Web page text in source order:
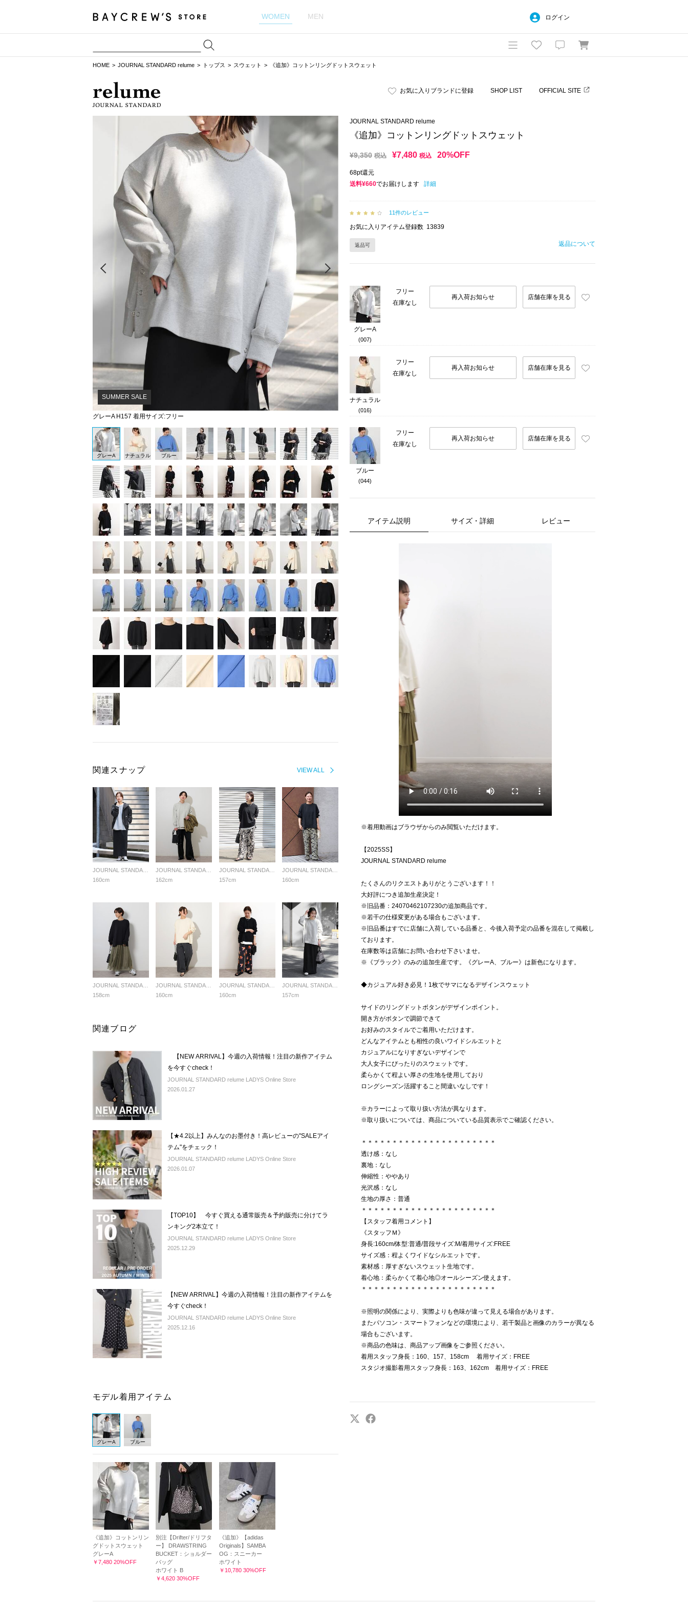
WOMEN MEN ログイン
HOME JOURNAL STANDARD relume トップス スウェット 《追加》コットンリングドットスウェット
お気に入りブランドに登録 SHOP LIST OFFICIAL SITE
グレーA H157 着用サイズ:フリー
Next
SUMMER SALE
グレーA ナチュラル ブルー
VIEW ALL
関連スナップ
160cm
162cm
JOURNAL STANDARD relume LADYS
157cm
JOURNAL STANDARD relume LADYS
160cm
158cm
160cm
JOURNAL STANDARD relume LADYS
160cm
JOURNAL STANDARD relume LADYS
157cm
関連ブログ
【NEW ARRIVAL】今週の入荷情報！注目の新作アイテム
を今すぐcheck！
JOURNAL STANDARD relume LADYS Online Store
2026.01.27
【★4.2以上】みんなのお墨付き！高レビューの"SALEアイ
テム"をチェック！
JOURNAL STANDARD relume LADYS Online Store
2026.01.07
【TOP10】 今すぐ買える通常販売＆予約販売に分けてラ
ンキング2本立て！
JOURNAL STANDARD relume LADYS Online Store
2025.12.29
【NEW ARRIVAL】今週の入荷情報！注目の新作アイテムを
今すぐcheck！
JOURNAL STANDARD relume LADYS Online Store
2025.12.16
モデル着用アイテム
グレーA ブルー
《追加》コットンリン
グドットスウェット
グレーA
￥7,480 20%OFF
別注【Drifter/ドリフタ
ー】 DRAWSTRING
BUCKET：ショルダー
バッグ
ホワイト B
￥4,620 30%OFF
《追加》【adidas
Originals】SAMBA
OG：スニーカー
ホワイト
￥10,780 30%OFF
JOURNAL STANDARD relume
《追加》コットンリングドットスウェット
¥9,350 税込 ¥7,480 税込 20%OFF
68pt還元
送料¥660でお届けします 詳細
11件のレビュー
お気に入りアイテム登録数 13839
返品可 返品について
グレーA
(007)
フリー
在庫なし
再入荷お知らせ 店舗在庫を見る
ナチュラル
(016)
フリー
在庫なし
再入荷お知らせ 店舗在庫を見る
ブルー
(044)
フリー
在庫なし
再入荷お知らせ 店舗在庫を見る
アイテム説明 サイズ・詳細 レビュー
※着用動画はブラウザからのみ閲覧いただけます。
【2025SS】
JOURNAL STANDARD relume
たくさんのリクエストありがとうございます！！
大好評につき追加生産決定！
※旧品番：24070462107230の追加商品です。
※若干の仕様変更がある場合もございます。
※旧品番はすでに店舗に入荷している品番と、今後入荷予定の品番を混在して掲載し
ております。
在庫数等は店舗にお問い合わせ下さいませ。
※《ブラック》のみの追加生産です。《グレーA、ブルー》は新色になります。
◆カジュアル好き必見！1枚でサマになるデザインスウェット
サイドのリングドットボタンがデザインポイント。
開き方がボタンで調節できて
お好みのスタイルでご着用いただけます。
どんなアイテムとも相性の良いワイドシルエットと
カジュアルになりすぎないデザインで
大人女子にぴったりのスウェットです。
柔らかくて程よい厚さの生地を使用しており
ロングシーズン活躍すること間違いなしです！
※カラーによって取り扱い方法が異なります。
※取り扱いについては、商品についている品質表示でご確認ください。
＊＊＊＊＊＊＊＊＊＊＊＊＊＊＊＊＊＊＊＊＊＊
透け感：なし
裏地：なし
伸縮性：ややあり
光沢感：なし
生地の厚さ：普通
＊＊＊＊＊＊＊＊＊＊＊＊＊＊＊＊＊＊＊＊＊＊
【スタッフ着用コメント】
《スタッフＭ》
身長:160cm/体型:普通/普段サイズ:M/着用サイズ:FREE
サイズ感：程よくワイドなシルエットです。
素材感：厚すぎないスウェット生地です。
着心地：柔らかくて着心地◎オールシーズン使えます。
＊＊＊＊＊＊＊＊＊＊＊＊＊＊＊＊＊＊＊＊＊＊
※照明の関係により、実際よりも色味が違って見える場合があります。
またパソコン・スマートフォンなどの環境により、若干製品と画像のカラーが異なる
場合もございます。
※商品の色味は、商品アップ画像をご参照ください。
着用スタッフ身長：160、157、158cm 着用サイズ：FREE
スタジオ撮影着用スタッフ身長：163、162cm 着用サイズ：FREE